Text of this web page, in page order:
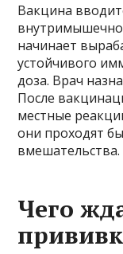
Вакцина
начинает
устойчивого
доза. Врач
После
местные
они проходят
вмешательства.
Чего